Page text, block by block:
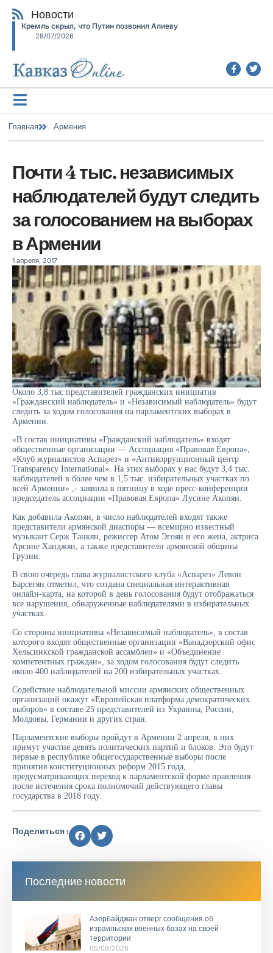
Новости
Кремль скрыл, что Путин позвонил Алиеву
28/07/2026
Главная Армения
Почти 4 тыс. независимых
наблюдателей будут следить
за голосованием на выборах
в Армении
1 апреля, 2017
Около 3,8 тыс представителей гражданских инициатив
«Гражданский наблюдатель» и «Независимый наблюдатель» будут
следить за ходом голосования на парламентских выборах в
Армении.
«В состав инициативы «Гражданский наблюдатель» входят
общественные организации — Ассоциация «Правовая Европа»,
«Клуб журналистов Аспарез» и «Антикоррупционный центр
Transparency International». На этих выборах у нас будут 3,4 тыс.
наблюдателей в более чем в 1,5 тыс. избирательных участках по
всей Армении» ,- заявила в пятницу в ходе пресс-конференции
председатель ассоциации «Правовая Европа» Лусине Акопян.
Как добавила Акопян, в число наблюдателей входят также
представители армянской диаспоры — всемирно известный
музыкант Серж Танкян, режиссер Атом Эгоян и его жена, актриса
Арсине Ханджян, а также представители армянской общины
Грузии.
В свою очередь глава журналистского клуба «Аспарез» Левон
Барсегян отметил, что создана специальная интерактивная
онлайн-карта, на которой в день голосования будут отображаться
все нарушения, обнаруженные наблюдателями в избирательных
участках.
Со стороны инициативы «Независимый наблюдатель», в состав
которого входят общественные организации «Ванадзорский офис
Хельсинкской гражданской ассамблеи» и «Объединение
компетентных граждан», за ходом голосования будут следить
около 400 наблюдателей на 200 избирательных участках.
Содействие наблюдательной миссии армянских общественных
организаций окажут «Европейская платформа демократических
выборов» в составе 25 представителей из Украины, России,
Молдовы, Германии и других стран.
Парламентские выборы пройдут в Армении 2 апреля, в них
примут участие девять политических партий и блоков. Это будут
первые в республике общегосударственные выборы после
принятия конституционных реформ 2015 года,
предусматривающих переход к парламентской форме правления
после истечения срока полномочий действующего главы
государства в 2018 году.
Поделиться :
Последние новости
Азербайджан отверг сообщения об
израильских военных базах на своей
территории
05/08/2026